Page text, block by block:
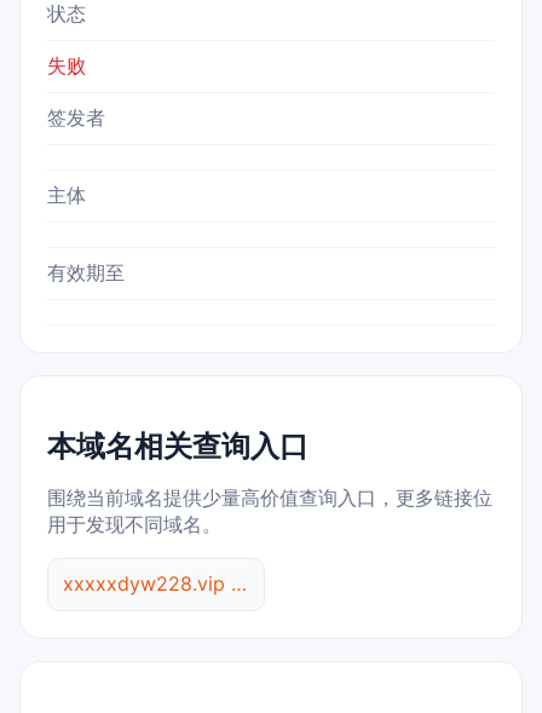
状态
失败
签发者
主体
有效期至
本域名相关查询入口
围绕当前域名提供少量高价值查询入口，更多链接位
用于发现不同域名。
xxxxxdyw228.vip 综合查询